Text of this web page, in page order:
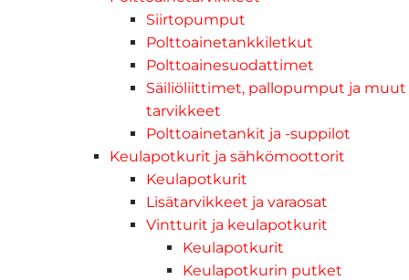
Siirtopumput
Polttoainetankkiletkut
Polttoainesuodattimet
Säiliöliittimet, pallopumput ja muut
tarvikkeet
Polttoainetankit ja -suppilot
Keulapotkurit ja sähkömoottorit
Keulapotkurit
Lisätarvikkeet ja varaosat
Vintturit ja keulapotkurit
Keulapotkurit
Keulapotkurin putket